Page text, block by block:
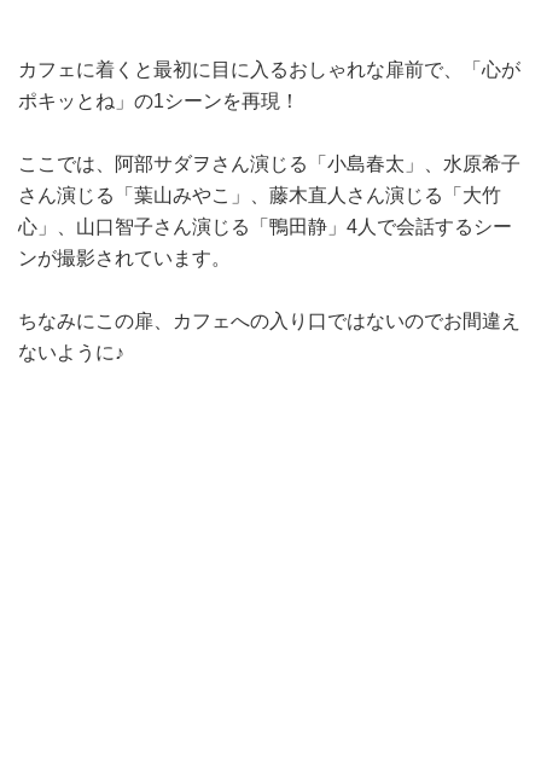
カフェに着くと最初に目に入るおしゃれな扉前で、 「 心が
ポキッとね 」の1シーンを再現！
ここでは、阿部サダヲさん演じる「小島春太」、水原希子
さん演じる「葉山みやこ」、藤木直人さん演じる「大竹
心」、山口智子さん演じる「鴨田静」4人で会話するシー
ンが撮影されています。
ちなみにこの扉、カフェへの入り口ではないのでお間違え
ないように♪